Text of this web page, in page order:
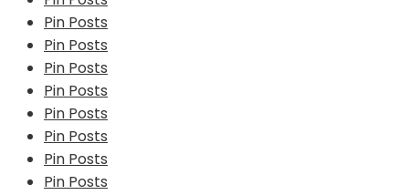
Pin Posts
Pin Posts
Pin Posts
Pin Posts
Pin Posts
Pin Posts
Pin Posts
Pin Posts